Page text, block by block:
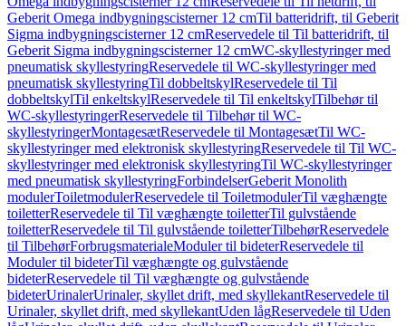
Geberit Omega indbygningscisterner 12 cmTil batteridrift, til Geberit
Sigma indbygningscisterner 12 cmReservedele til Til batteridrift, til
Geberit Sigma indbygningscisterner 12 cmWC-skyllestyringer med
pneumatisk skyllestyringReservedele til WC-skyllestyringer med
pneumatisk skyllestyringTil dobbeltskylReservedele til Til
dobbeltskylTil enkeltskylReservedele til Til enkeltskylTilbehør til
WC-skyllestyringerReservedele til Tilbehør til WC-
skyllestyringerMontagesætReservedele til MontagesætTil WC-
skyllestyringer med elektronisk skyllestyringReservedele til Til WC-
skyllestyringer med elektronisk skyllestyringTil WC-skyllestyringer
med pneumatisk skyllestyringForbindelserGeberit Monolith
modulerToiletmodulerReservedele til ToiletmodulerTil væghængte
toiletterReservedele til Til væghængte toiletterTil gulvstående
toiletterReservedele til Til gulvstående toiletterTilbehørReservedele
til TilbehørForbrugsmaterialeModuler til bideterReservedele til
Moduler til bideterTil væghængte og gulvstående
bideterReservedele til Til væghængte og gulvstående
bideterUrinalerUrinaler, skyllet drift, med skyllekantReservedele til
Urinaler, skyllet drift, med skyllekantUden lågReservedele til Uden